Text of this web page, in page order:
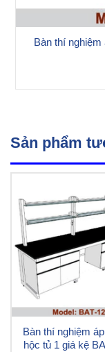
Bàn thí
Sản phẩm
Bàn thí nghiệm
hộc tủ 1 giá kệ